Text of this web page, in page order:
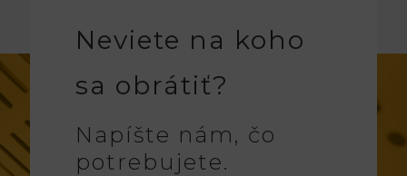
Neviete na koho
sa obrátiť?
Napíšte nám, čo
potrebujete.